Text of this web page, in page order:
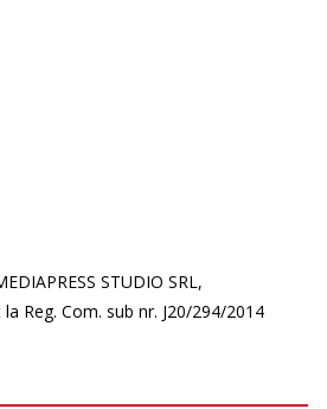
STUDIO SRL,
Reg. Com. sub nr. J20/294/2014